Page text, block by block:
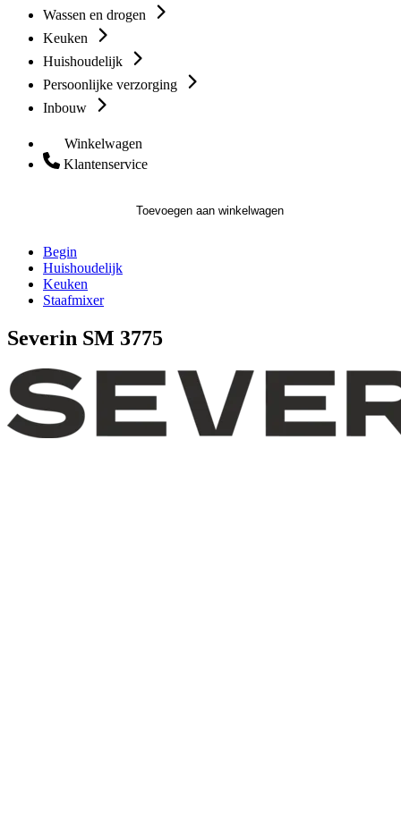
Wassen en drogen
Keuken
Huishoudelijk
Persoonlijke verzorging
Inbouw
Winkelwagen
Klantenservice
Toevoegen aan winkelwagen
Begin
Huishoudelijk
Keuken
Staafmixer
Severin SM 3775